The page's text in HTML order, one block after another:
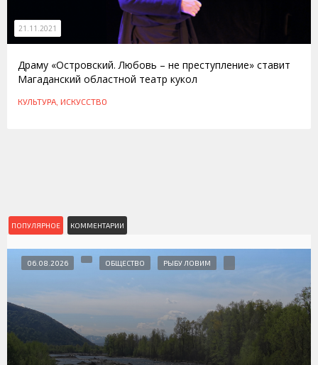
21.11.2021
Драму «Островский. Любовь – не преступление» ставит
Магаданский областной театр кукол
КУЛЬТУРА, ИСКУССТВО
ПОПУЛЯРНОЕ КОММЕНТАРИИ
06.08.2026 ОБЩЕСТВО РЫБУ ЛОВИМ